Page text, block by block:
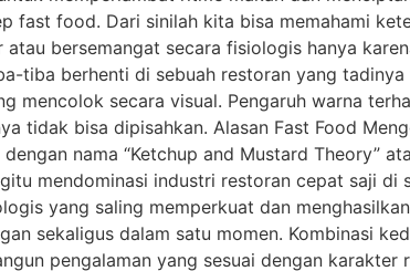
fast food. Dari sinilah kita bisa memahami
bersemangat secara fisiologis hanya
tiba berhenti di sebuah restoran yang
mencolok secara visual. Pengaruh warna
tidak bisa dipisahkan. Alasan Fast Food
nama “Ketchup and Mustard Theory”
mendominasi industri restoran cepat saji di
yang saling memperkuat dan
sekaligus dalam satu momen. Kombinasi
pengalaman yang sesuai dengan karakter